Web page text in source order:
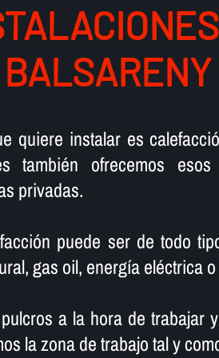
quiere instalar es
también ofrecemos
privadas.
puede ser de todo
gas oil, energí­a eléctrica
a la hora de trabajar
la zona de trabajo tal y